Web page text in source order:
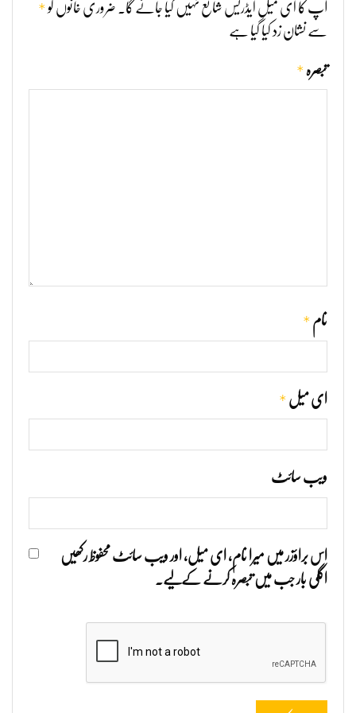
آپ کا ای میل ایڈریس شائع نہیں کیا جائے گا۔ ضروری خانوں کو*
سے نشان زد کیا گیا ہے
تبصرہ *
نام *
ای میل *
ویب‌ سائٹ
اس براؤزر میں میرا نام، ای میل، اور ویب سائٹ محفوظ رکھیں
اگلی بار جب میں تبصرہ کرنے کےلیے۔